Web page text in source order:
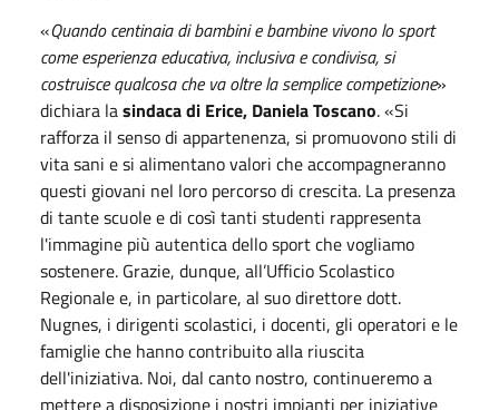
«Quando centinaia di bambini e bambine vivono lo sport
come esperienza educativa, inclusiva e condivisa, si
costruisce qualcosa che va oltre la semplice competizione»
dichiara lasindaca di Erice, Daniela Toscano. «Si
rafforza il senso di appartenenza, si promuovono stili di
vita sani e si alimentano valori che accompagneranno
questi giovani nel loro percorso di crescita. La presenza
di tante scuole e di così tanti studenti rappresenta
l'immagine più autentica dello sport che vogliamo
sostenere. Grazie, dunque, all’Ufficio Scolastico
Regionale e, in particolare, al suo direttore dott.
Nugnes, i dirigenti scolastici, i docenti, gli operatori e le
famiglie che hanno contribuito alla riuscita
dell'iniziativa. Noi, dal canto nostro, continueremo a
mettere a disposizione i nostri impianti per iniziative